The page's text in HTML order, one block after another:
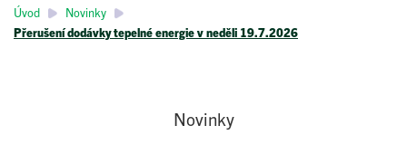
Úvod
Novinky
Přerušení dodávky tepelné energie v neděli 19.7.2026
Novinky